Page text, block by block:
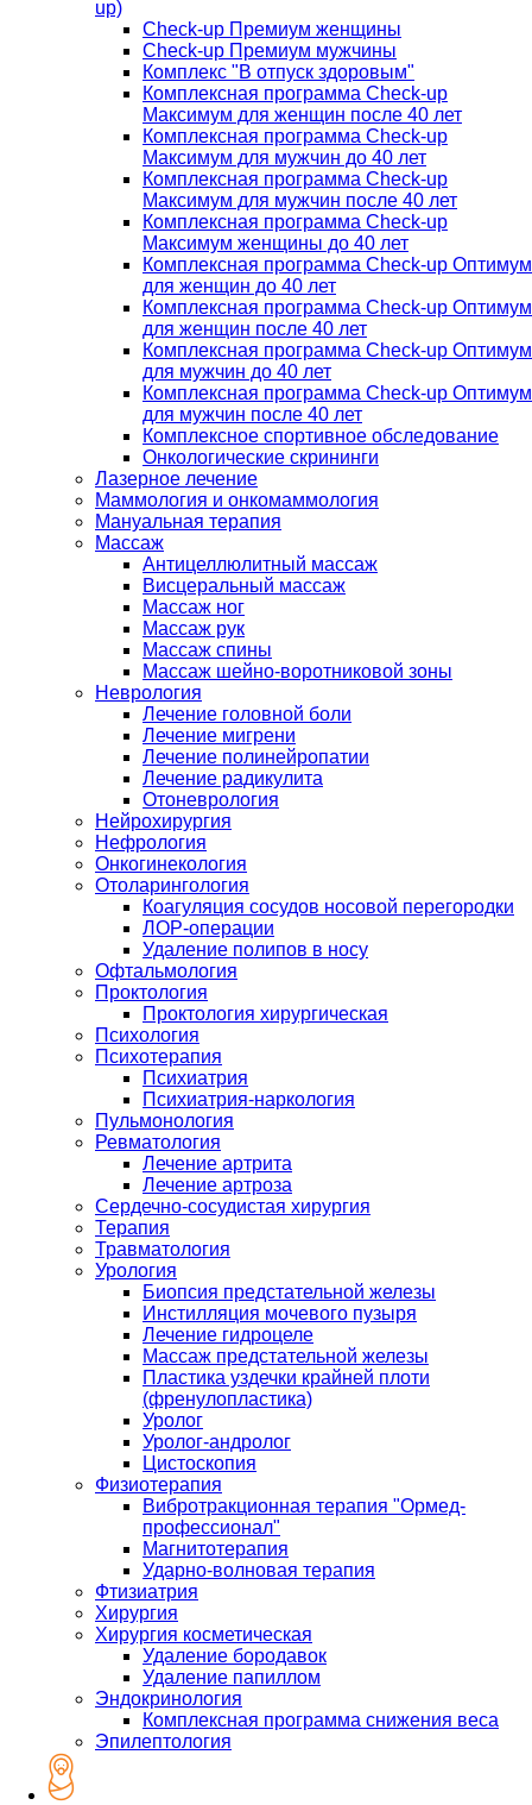
up)
Check-up Премиум женщины
Check-up Премиум мужчины
Комплекс "В отпуск здоровым"
Комплексная программа Check-up
Максимум для женщин после 40 лет
Комплексная программа Check-up
Максимум для мужчин до 40 лет
Комплексная программа Check-up
Максимум для мужчин после 40 лет
Комплексная программа Check-up
Максимум женщины до 40 лет
Комплексная программа Check-up Оптимум
для женщин до 40 лет
Комплексная программа Check-up Оптимум
для женщин после 40 лет
Комплексная программа Check-up Оптимум
для мужчин до 40 лет
Комплексная программа Check-up Оптимум
для мужчин после 40 лет
Комплексное спортивное обследование
Онкологические скрининги
Лазерное лечение
Маммология и онкомаммология
Мануальная терапия
Массаж
Антицеллюлитный массаж
Висцеральный массаж
Массаж ног
Массаж рук
Массаж спины
Массаж шейно-воротниковой зоны
Неврология
Лечение головной боли
Лечение мигрени
Лечение полинейропатии
Лечение радикулита
Отоневрология
Нейрохирургия
Нефрология
Онкогинекология
Отоларингология
Коагуляция сосудов носовой перегородки
ЛОР-операции
Удаление полипов в носу
Офтальмология
Проктология
Проктология хирургическая
Психология
Психотерапия
Психиатрия
Психиатрия-наркология
Пульмонология
Ревматология
Лечение артрита
Лечение артроза
Сердечно-сосудистая хирургия
Терапия
Травматология
Урология
Биопсия предстательной железы
Инстилляция мочевого пузыря
Лечение гидроцеле
Массаж предстательной железы
Пластика уздечки крайней плоти
(френулопластика)
Уролог
Уролог-андролог
Цистоскопия
Физиотерапия
Вибротракционная терапия "Ормед-
профессионал"
Магнитотерапия
Ударно-волновая терапия
Фтизиатрия
Хирургия
Хирургия косметическая
Удаление бородавок
Удаление папиллом
Эндокринология
Комплексная программа снижения веса
Эпилептология